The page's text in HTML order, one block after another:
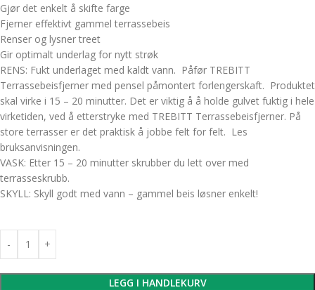
Gjør det enkelt å skifte farge
Fjerner effektivt gammel terrassebeis
Renser og lysner treet
Gir optimalt underlag for nytt strøk
RENS: Fukt underlaget med kaldt vann. Påfør TREBITT
Terrassebeisfjerner med pensel påmontert forlengerskaft. Produktet
skal virke i 15 – 20 minutter. Det er viktig å å holde gulvet fuktig i hele
virketiden, ved å etterstryke med TREBITT Terrassebeisfjerner. På
store terrasser er det praktisk å jobbe felt for felt. Les
bruksanvisningen.
VASK: Etter 15 – 20 minutter skrubber du lett over med
terrasseskrubb.
SKYLL: Skyll godt med vann – gammel beis løsner enkelt!
LEGG I HANDLEKURV